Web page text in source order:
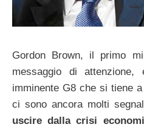
Gordon Brown, il primo
messaggio di
imminente G8 che si tiene
ci sono ancora molti
uscire dalla crisi